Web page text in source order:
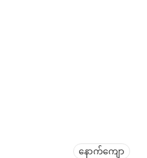
နောက်ကျော